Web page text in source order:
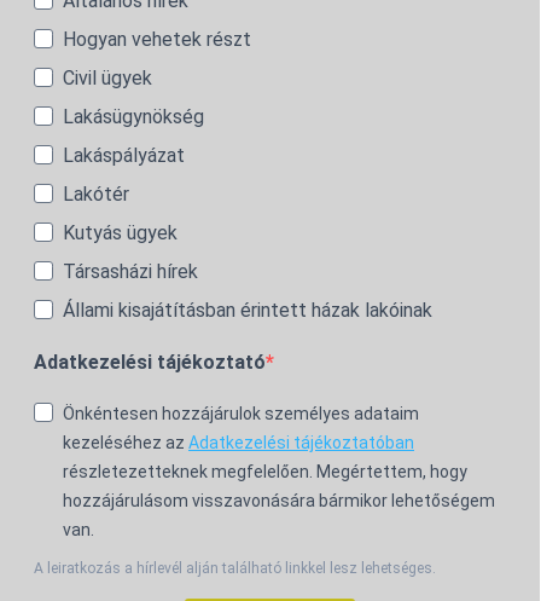
Hogyan vehetek részt
Civil ügyek
Lakásügynökség
Lakáspályázat
Lakótér
Kutyás ügyek
Társasházi hírek
Állami kisajátításban érintett házak lakóinak
Adatkezelési tájékoztató
Önkéntesen hozzájárulok személyes adataim
kezeléséhez az Adatkezelési tájékoztatóban
részletezetteknek megfelelően. Megértettem, hogy
hozzájárulásom visszavonására bármikor lehetőségem
van.
A leiratkozás a hírlevél alján található linkkel lesz lehetséges.